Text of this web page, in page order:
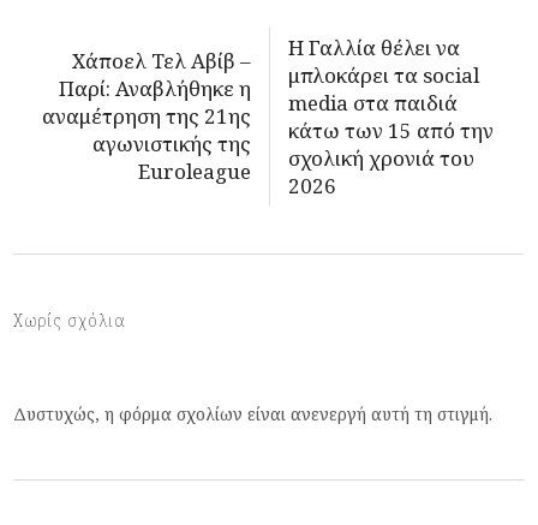
Χάποελ Τελ Αβίβ –
Παρί: Αναβλήθηκε η
αναμέτρηση της 21ης
αγωνιστικής της
Euroleague
Η Γαλλία θέλει να
μπλοκάρει τα social
media στα παιδιά
κάτω των 15 από την
σχολική χρονιά του
2026
Χωρίς σχόλια
Δυστυχώς, η φόρμα σχολίων είναι ανενεργή αυτή τη στιγμή.